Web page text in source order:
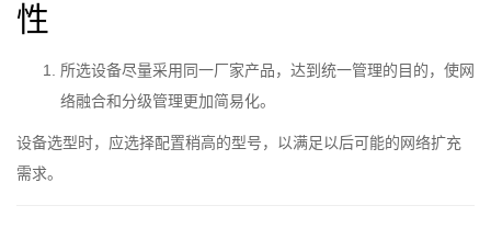
性
所选设备尽量采用同一厂家产品，达到统一管理的目的，使网
络融合和分级管理更加简易化。
设备选型时，应选择配置稍高的型号，以满足以后可能的网络扩充
需求。